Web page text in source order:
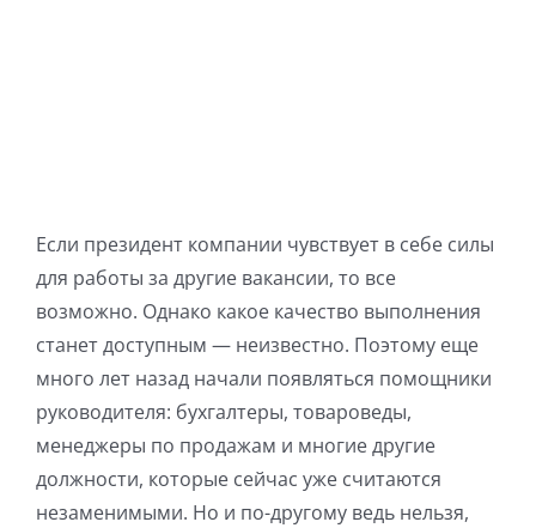
Если президент компании чувствует в себе силы
для работы за другие вакансии, то все
возможно. Однако какое качество выполнения
станет доступным — неизвестно. Поэтому еще
много лет назад начали появляться помощники
руководителя: бухгалтеры, товароведы,
менеджеры по продажам и многие другие
должности, которые сейчас уже считаются
незаменимыми. Но и по-другому ведь нельзя,